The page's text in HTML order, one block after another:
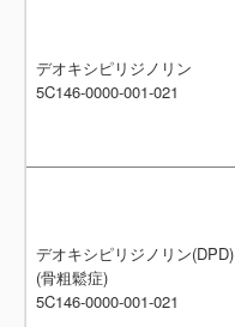
デオキシピリジノリン
5C146-0000-001-021
デオキシピリジノリン(DPD)
(骨粗鬆症)
5C146-0000-001-021
デオキシピリジノリン
5C146-0000-001-021
デオキシピリジノリン(DPD)
(骨粗鬆症)
5C146-0000-001-021